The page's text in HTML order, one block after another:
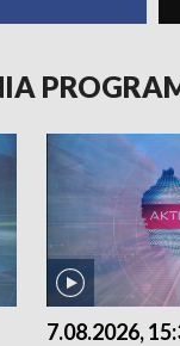
7.08.2026,